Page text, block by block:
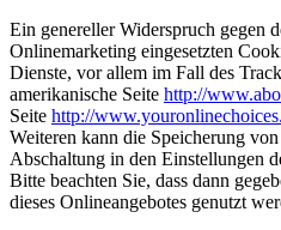
Ein genereller Widerspruch gegen
Onlinemarketing eingesetzten
Dienste, vor allem im Fall des
amerikanische Seite http://
Seite http://
Weiteren kann die Speicherung
Abschaltung in den Einstellungen
Bitte beachten Sie, dass dann
dieses Onlineangebotes genutzt